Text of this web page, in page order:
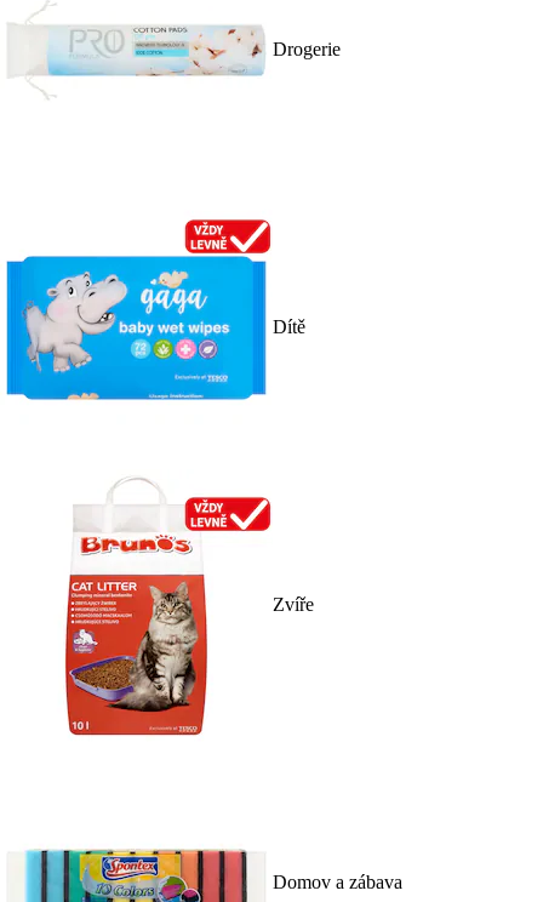
Drogerie
Dítě
Zvíře
Domov a zábava